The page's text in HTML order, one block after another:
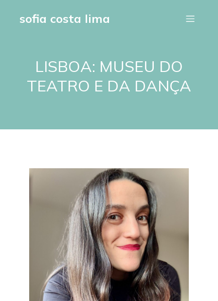
sofia costa lima
LISBOA: MUSEU DO
TEATRO E DA DANÇA